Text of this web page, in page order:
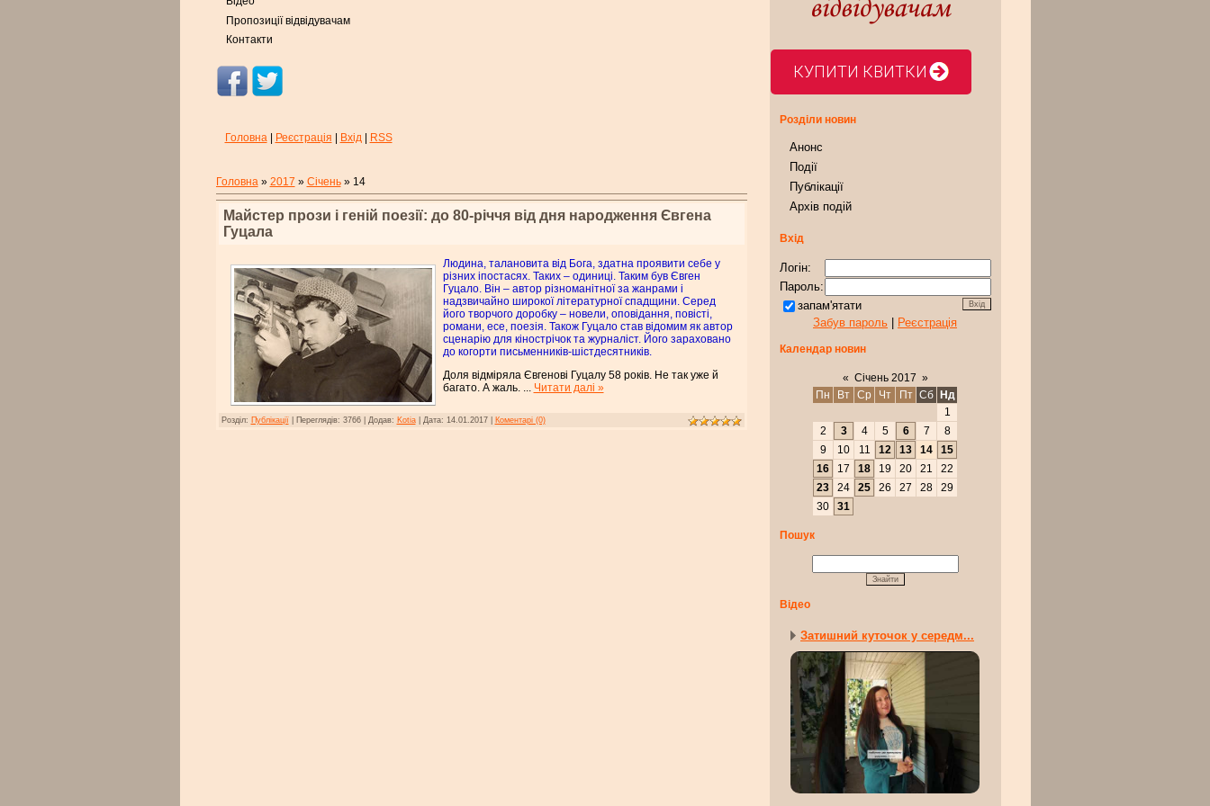
Пропозиції відвідувачам
Контакти
Головна| Реєстрація Вхід| RSS
Головна» 2017 » Січень » 14
Майстер прози і геній поезії: до 80-річчя від дня народження Євгена
Гуцала
Людина, талановита від Бога, здатна проявити себе у
різних іпостасях. Таких – одиниці. Таким був Євген
Гуцало. Він – автор різноманітної за жанрами і
надзвичайно широкої літературної спадщини. Серед
його творчого доробку – новели, оповідання, повісті,
романи, есе, поезія. Також Гуцало став відомим як автор
сценарію для кінострічок та журналіст. Його зараховано
до когорти письменників-шістдесятників.
Доля відміряла Євгенові Гуцалу 58 років. Не так уже й
багато. А жаль. ... Читати далі »
Розділ: Публікації| Переглядів: 3766| Додав: Kotia| Дата: 14.01.2017 Коментарі (0)
КУПИТИ КВИТКИ
Розділи новин
Анонс
Події
Публікації
Архів подій
Вхід
Логін:
Пароль:
запам'ятати
Забув пароль
Реєстрація
Календар новин
« Січень 2017 »
Пн
Вт Ср Чт Пт Сб
Нд
1
2
3 4 5 6 7
8
9
10 11 12 13 14
15
16
17 18 19 20 21
22
23
24 25 26 27 28
29
30
31
Пошук
Відео
Затишний куточок у середм...